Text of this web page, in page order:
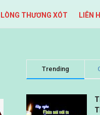
LÒNG THƯƠNG XÓT LIÊN
Trending